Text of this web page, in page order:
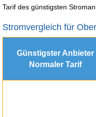
Tarif des günstigsten
Stromvergleich für
Günstigster Anbieter
Normaler Tarif